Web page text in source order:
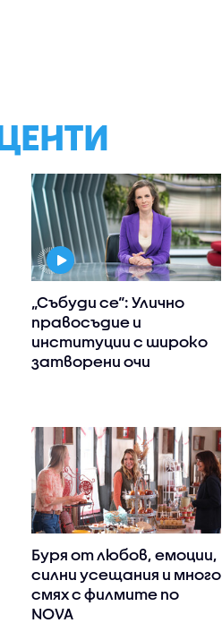
„Събуди се“: Улично
правосъдие и
институции с широко
затворени очи
Буря от любов, емоции,
силни усещания и много
смях с филмите по
NOVA